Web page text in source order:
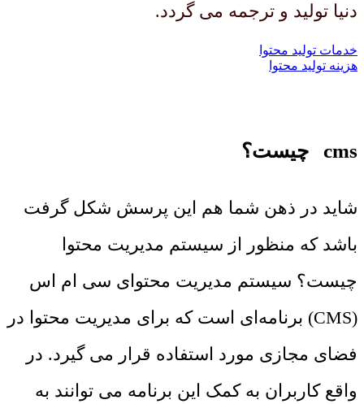
دنیا تولید و ترجمه می گردد.
خدمات تولید محتوا
هزینه تولید محتوا
cms چیست؟
شاید در ذهن شما هم این پرسش شکل گرفت
باشد که منظور از سیستم مدیریت محتوا
چیست؟ سیستم مدیریت محتوای سی ام اس
(CMS) برنامه‌ای است که برای مدیریت محتوا در
فضای مجازی مورد استفاده قرار می گیرد. در
واقع کاربران به کمک این برنامه می توانند به